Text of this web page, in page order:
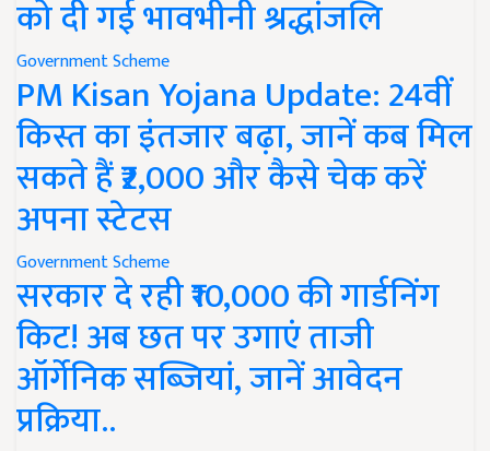
को दी गई भावभीनी श्रद्धांजलि
Government Scheme
PM Kisan Yojana Update: 24वीं
किस्त का इंतजार बढ़ा, जानें कब मिल
सकते हैं ₹2,000 और कैसे चेक करें
अपना स्टेटस
Government Scheme
सरकार दे रही ₹10,000 की गार्डनिंग
किट! अब छत पर उगाएं ताजी
ऑर्गेनिक सब्जियां, जानें आवेदन
प्रक्रिया..